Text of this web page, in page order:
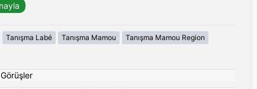
Tanışma Labé Tanışma Mamou Tanışma Mamou Region
Görüşler